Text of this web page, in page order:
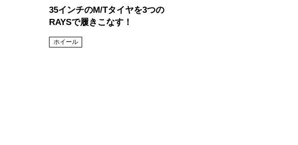
35インチのM/Tタイヤを3つの
RAYSで履きこなす！
ホイール